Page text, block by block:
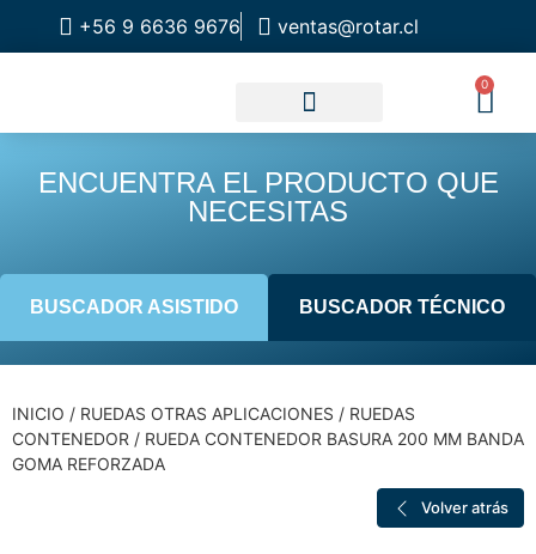
+56 9 6636 9676 ventas@rotar.cl
0
ENCUENTRA EL PRODUCTO QUE
NECESITAS
BUSCADOR ASISTIDO BUSCADOR TÉCNICO
INICIO / RUEDAS OTRAS APLICACIONES / RUEDAS
CONTENEDOR / RUEDA CONTENEDOR BASURA 200 MM BANDA
GOMA REFORZADA
Volver atrás